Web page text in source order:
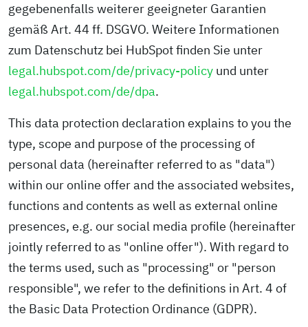
gegebenenfalls weiterer geeigneter Garantien
gemäß Art. 44 ff. DSGVO. Weitere Informationen
zum Datenschutz bei HubSpot finden Sie unter
legal.hubspot.com/de/privacy-policy und unter
legal.hubspot.com/de/dpa.
This data protection declaration explains to you the
type, scope and purpose of the processing of
personal data (hereinafter referred to as "data")
within our online offer and the associated websites,
functions and contents as well as external online
presences, e.g. our social media profile (hereinafter
jointly referred to as "online offer"). With regard to
the terms used, such as "processing" or "person
responsible", we refer to the definitions in Art. 4 of
the Basic Data Protection Ordinance (GDPR).